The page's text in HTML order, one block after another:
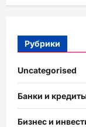
Рубрики
Uncategorised
Банки и
Бизнес и